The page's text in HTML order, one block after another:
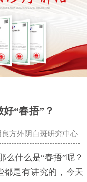
“春捂”？
方外阴白斑研究中心
什么是“春捂”呢？
都是有讲究的，今天